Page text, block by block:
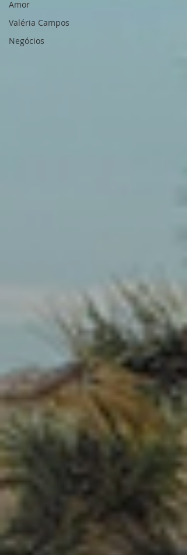
Amor
Valéria Campos
Negócios